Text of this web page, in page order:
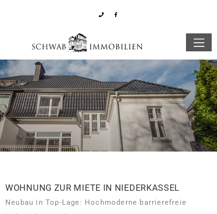
WOHNUNG ZUR MIETE IN NIEDERKASSEL
Neubau in Top-Lage: Hochmoderne barrierefreie